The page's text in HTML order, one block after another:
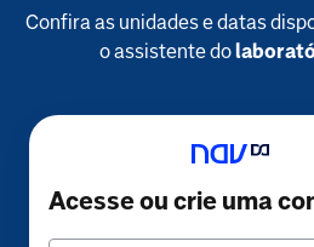
Confira as unidades e datas
o assistente do
Acesse ou crie uma